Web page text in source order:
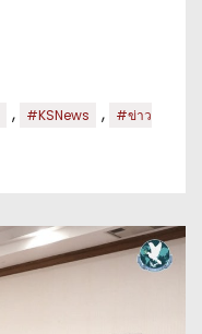
, #KSNews ,
#ข่าว